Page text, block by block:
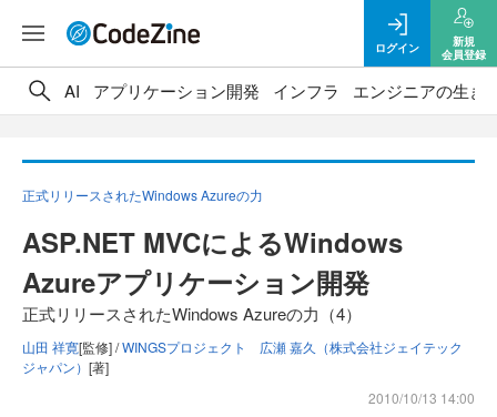
ログイン
新規
会員登録
AI アプリケーション開発 インフラ エンジニアの生き
正式リリースされたWindows Azureの力
ASP.NET MVCによるWindows
Azureアプリケーション開発
正式リリースされたWindows Azureの力（4）
山田 祥寛[監修] /WINGSプロジェクト 広瀬 嘉久（株式会社ジェイテック
ジャパン） [著]
2010/10/13 14:00